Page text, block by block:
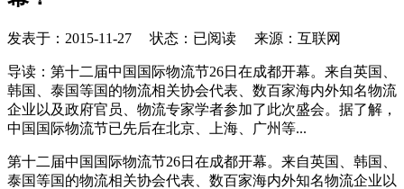
发表于： 2015-11-27 状态：已阅读 来源：互联网
导读：第十二届中国国际物流节26日在成都开幕。来自英国、
韩国、泰国等国的物流相关协会代表、数百家海内外知名物流
企业以及政府官员、物流专家学者参加了此次盛会。据了解，
中国国际物流节已先后在北京、上海、广州等...
第十二届中国国际物流节26日在成都开幕。来自英国、韩国、
泰国等国的物流相关协会代表、数百家海内外知名物流企业以